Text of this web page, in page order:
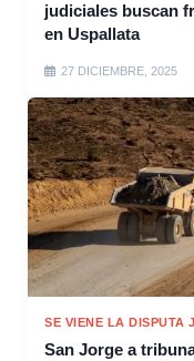
judiciales buscan
en Uspallata
27 DICIEMBRE, 2025
SE VIENE LA DISPUTA
San Jorge a